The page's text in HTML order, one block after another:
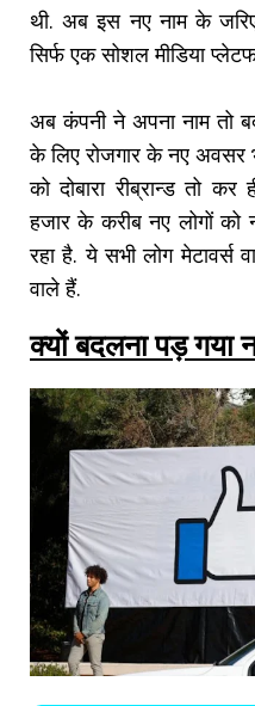
थी. अब इस नए नाम के
सिर्फ एक सोशल मीडिया
अब कंपनी ने अपना नाम तो
के लिए रोजगार के नए
को दोबारा रीब्रान्ड तो
हजार के करीब नए लोगों को
रहा है. ये सभी लोग मेटावर्स
वाले हैं.
क्यों बदलना पड़ गया